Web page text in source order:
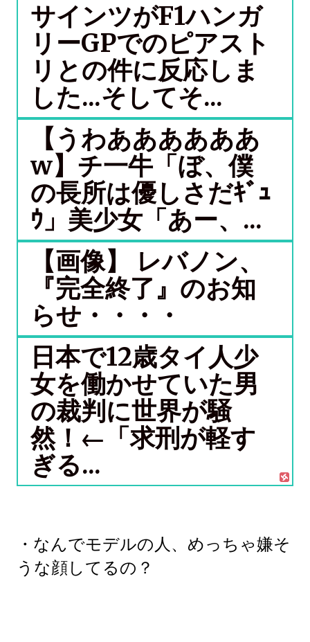
サインツがF1ハンガ
リーGPでのピアスト
リとの件に反応しま
した...そしてそ...
【うわああああああ
w】チ一牛「ぼ、僕
の長所は優しさだｷﾞｭ
ｳ」美少女「あー、...
【画像】 レバノン、
『完全終了』のお知
らせ・・・・
日本で12歳タイ人少
女を働かせていた男
の裁判に世界が騒
然！←「求刑が軽す
ぎる...
・なんでモデルの人、めっちゃ嫌そ
うな顔してるの？